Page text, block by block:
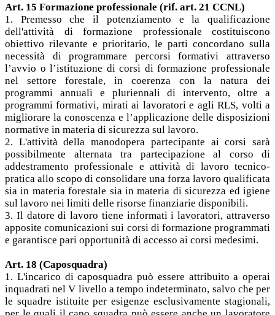
Art. 15 Formazione professionale (rif. art. 21 CCNL)
1. Premesso che il potenziamento e la qualificazione
dell'attività di formazione professionale costituiscono
obiettivo rilevante e prioritario, le parti concordano sulla
necessità di programmare percorsi formativi attraverso
l’avvio o l’istituzione di corsi di formazione professionale
nel settore forestale, in coerenza con la natura dei
programmi annuali e pluriennali di intervento, oltre a
programmi formativi, mirati ai lavoratori e agli RLS, volti a
migliorare la conoscenza e l’applicazione delle disposizioni
normative in materia di sicurezza sul lavoro.
2. L'attività della manodopera partecipante ai corsi sarà
possibilmente alternata tra partecipazione al corso di
addestramento professionale e attività di lavoro tecnico-
pratica allo scopo di consolidare una forza lavoro qualificata
sia in materia forestale sia in materia di sicurezza ed igiene
sul lavoro nei limiti delle risorse finanziarie disponibili.
3. Il datore di lavoro tiene informati i lavoratori, attraverso
apposite comunicazioni sui corsi di formazione programmati
e garantisce pari opportunità di accesso ai corsi medesimi.
Art. 18 (Caposquadra)
1. L'incarico di caposquadra può essere attribuito a operai
inquadrati nel V livello a tempo indeterminato, salvo che per
le squadre istituite per esigenze esclusivamente stagionali,